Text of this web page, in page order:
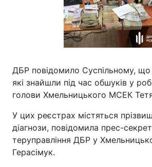
ДБР повідомило Суспільному, що
які знайшли під час обшуків у
голови Хмельницького МСЕК
У цих реєстрах містяться
діагнози, повідомила прес-
теруправління ДБР у
Герасімук.